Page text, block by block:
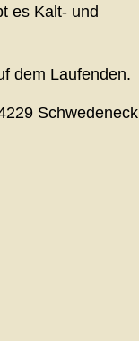
es Kalt- und
dem Laufenden.
Schwedeneck